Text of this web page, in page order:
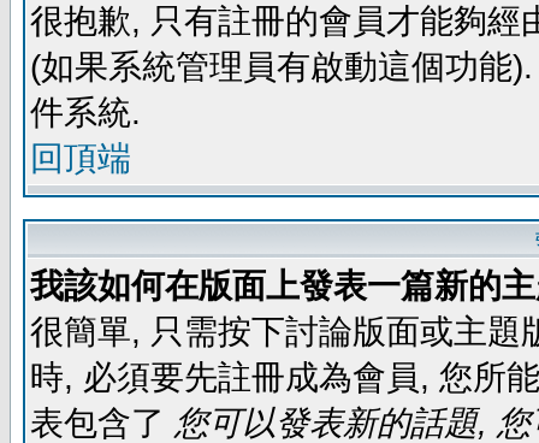
很抱歉, 只有註冊的會員才能夠
(如果系統管理員有啟動這個功能
件系統.
回頂端
我該如何在版面上發表一篇新的
很簡單, 只需按下討論版面或主
時, 必須要先註冊成為會員, 您所
表包含了 您可以發表新的話題,